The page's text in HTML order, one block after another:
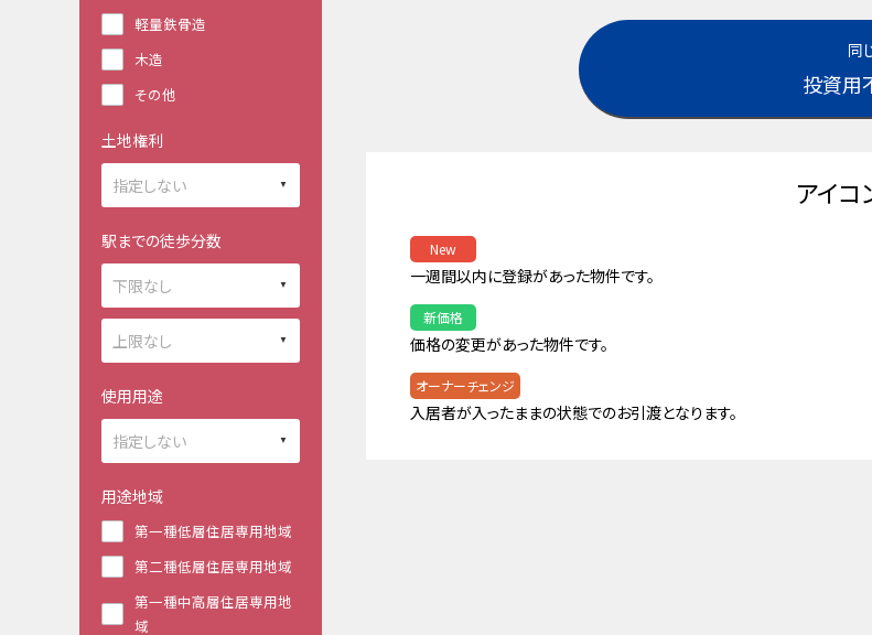
同
投資用
アイコ
New
一週間以内に登録があった物件です。
新価格
価格の変更があった物件です。
オーナーチェンジ
入居者が入ったままの状態でのお引渡となります。
軽量鉄骨造
木造
その他
土地権利
駅までの徒歩分数
使用用途
用途地域
第一種低層住居専用地域
第二種低層住居専用地域
第一種中高層住居専用地
域